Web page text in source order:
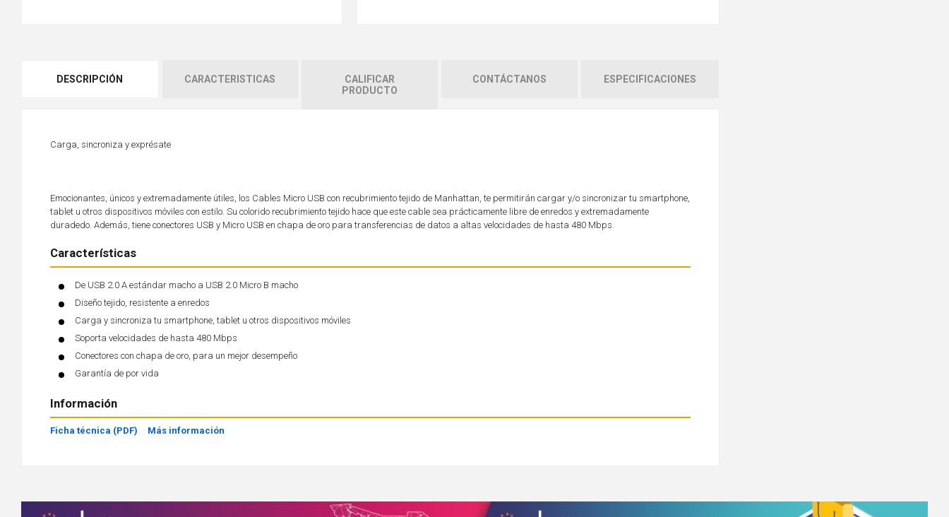
DESCRIPCIÓN CARACTERISTICAS
CALIFICAR
PRODUCTO
CONTÁCTANOS ESPECIFICACIONES
Carga, sincroniza y exprésate
Emocionantes, únicos y extremadamente útiles, los Cables Micro USB con recubrimiento tejido de Manhattan, te permitirán cargar y/o sincronizar tu smartphone,
tablet u otros dispositivos móviles con estilo. Su colorido recubrimiento tejido hace que este cable sea prácticamente libre de enredos y extremadamente
duradedo. Además, tiene conectores USB y Micro USB en chapa de oro para transferencias de datos a altas velocidades de hasta 480 Mbps.
Características
De USB 2.0 A estándar macho a USB 2.0 Micro B macho
Diseño tejido, resistente a enredos
Carga y sincroniza tu smartphone, tablet u otros dispositivos móviles
Soporta velocidades de hasta 480 Mbps
Conectores con chapa de oro, para un mejor desempeño
Garantía de por vida
Información
Ficha técnica (PDF) Más información